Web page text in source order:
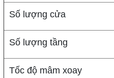
Số lượng cửa
Số lượng tầng
Tốc độ mâm xoay